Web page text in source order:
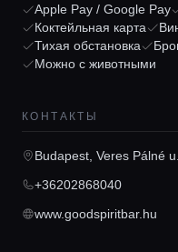
Главная
Локации
Гиды
Apple Pay / Google Pay
Коктейльная карта
Тихая обстановка
Можно с животными
КОНТАКТЫ
Budapest, Veres Pálné
+36202868040
www.goodspiritbar.hu